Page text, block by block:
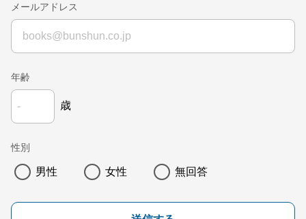
メールアドレス
年齢
歳
性別
男性 女性 無回答